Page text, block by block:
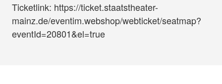
Ticketlink: https://ticket.staatstheater-
mainz.de/eventim.webshop/webticket/seatmap?
eventId=20801&el=true